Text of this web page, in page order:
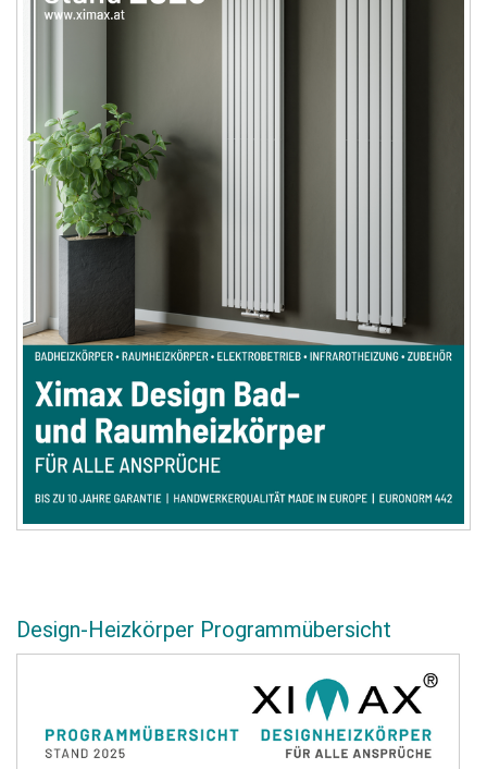
Design-Heizkörper Programmübersicht